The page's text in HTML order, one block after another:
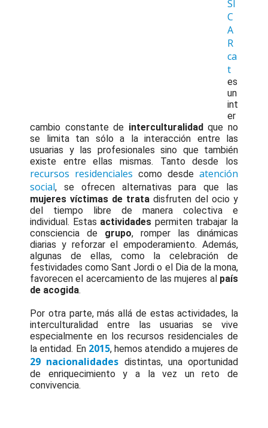
SI
C
A
R
ca
t
es
un
int
er
cambio constante de interculturalidadque no
se limita tan sólo a la interacción entre las
usuarias y las profesionales sino que también
existe entre ellas mismas. Tanto desde los
recursos residenciales como desde atención
social, se ofrecen alternativas para que las
mujeres víctimas de trata disfruten del ocio y
del tiempo libre de manera colectiva e
individual. Estas actividades permiten trabajar la
consciencia de grupo, romper las dinámicas
diarias y reforzar el empoderamiento. Además,
algunas de ellas, como la celebración de
festividades como Sant Jordi o el Dia de la mona,
favorecen el acercamiento de las mujeres al país
de acogida.
Por otra parte, más allá de estas actividades, la
interculturalidad entre las usuarias se vive
especialmente en los recursos residenciales de
la entidad. En 2015, hemos atendido a mujeres de
29 nacionalidades distintas, una oportunidad
de enriquecimiento y a la vez un reto de
convivencia.